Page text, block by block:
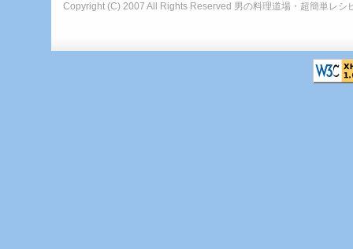
Copyright (C) 2007 All Rights Reserved 男の料理道場・超簡単レシ